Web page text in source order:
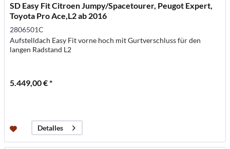
SD Easy Fit Citroen Jumpy/Spacetourer, Peugot Expert,
Toyota Pro Ace,L2 ab 2016
2806501C
Aufstelldach Easy Fit vorne hoch mit Gurtverschluss für den
langen Radstand L2
5.449,00 € *
Detalles